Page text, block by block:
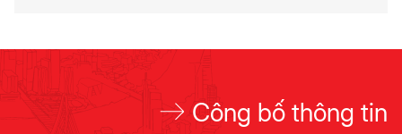
Công bố thông tin